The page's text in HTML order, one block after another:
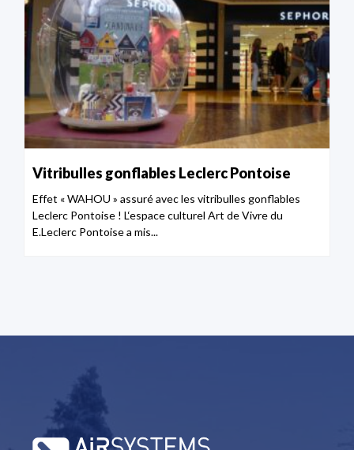
Vitribulles gonflables Leclerc Pontoise
Effet « WAHOU » assuré avec les vitribulles gonflables
Leclerc Pontoise ! L‘espace culturel Art de Vivre du
E.Leclerc Pontoise a mis...